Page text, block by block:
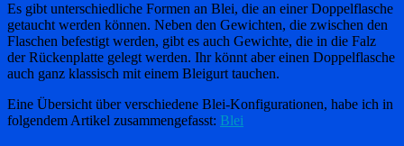
Es gibt unterschiedliche Formen an Blei, die an einer Doppelflasche
getaucht werden können. Neben den Gewichten, die zwischen den
Flaschen befestigt werden, gibt es auch Gewichte, die in die Falz
der Rückenplatte gelegt werden. Ihr könnt aber einen Doppelflasche
auch ganz klassisch mit einem Bleigurt tauchen.
Eine Übersicht über verschiedene Blei-Konfigurationen, habe ich in
folgendem Artikel zusammengefasst: Blei